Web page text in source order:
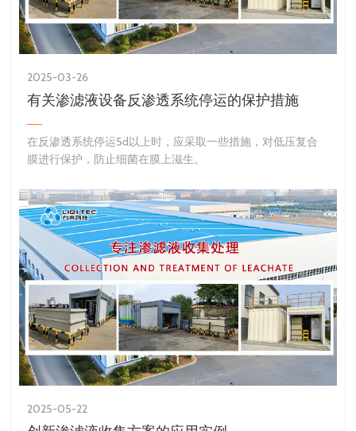
2025-03-26
有关渗滤液设备反渗透系统停运的保护措施
​在反渗透系统停运5d以上时，应采取一些措施，对低压复合
膜进行保护，防止细菌在膜上滋生。
2025-05-22